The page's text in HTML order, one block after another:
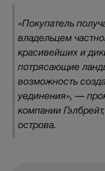
«Покупатель
владельцем
красивейших и
потрясающие
возможность
уединения», —
компании
острова.